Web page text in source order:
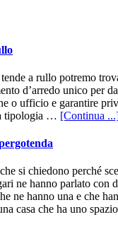
a rullo potremo
d’arredo unico per
o ufficio e garantire
tipologia … [Continua
si chiedono perché
ne hanno parlato con
ne hanno una e che
casa che ha uno